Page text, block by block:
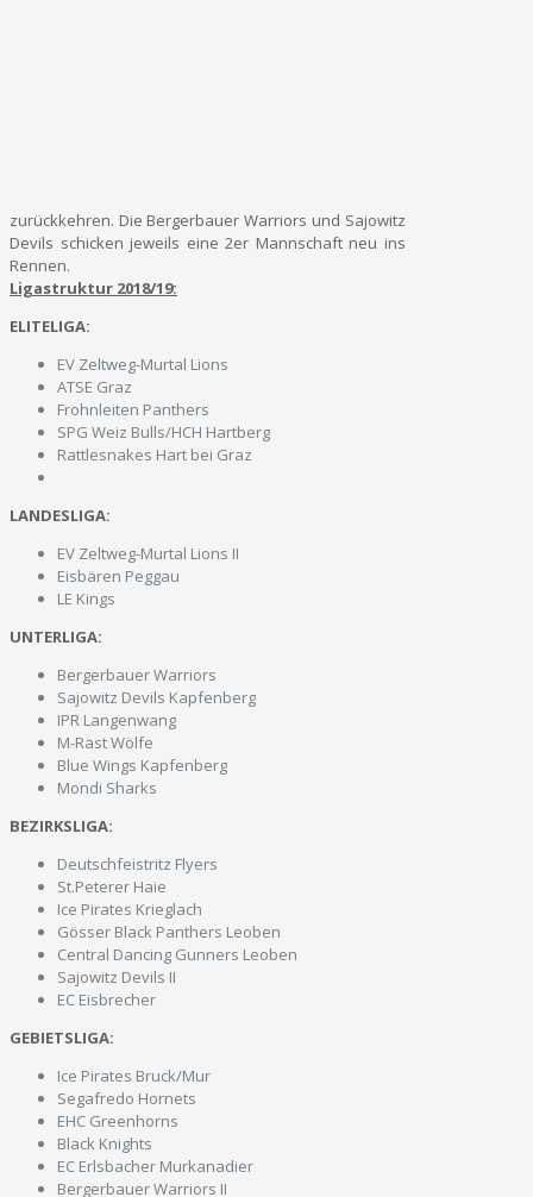
zurückkehren. Die Bergerbauer Warriors und Sajowitz
Devils schicken jeweils eine 2er Mannschaft neu ins
Rennen.
Ligastruktur 2018/19:
ELITELIGA:
EV Zeltweg-Murtal Lions
ATSE Graz
Frohnleiten Panthers
SPG Weiz Bulls/HCH Hartberg
Rattlesnakes Hart bei Graz
LANDESLIGA:
EV Zeltweg-Murtal Lions II
Eisbären Peggau
LE Kings
UNTERLIGA:
Bergerbauer Warriors
Sajowitz Devils Kapfenberg
IPR Langenwang
M-Rast Wölfe
Blue Wings Kapfenberg
Mondi Sharks
BEZIRKSLIGA:
Deutschfeistritz Flyers
St.Peterer Haie
Ice Pirates Krieglach
Gösser Black Panthers Leoben
Central Dancing Gunners Leoben
Sajowitz Devils II
EC Eisbrecher
GEBIETSLIGA:
Ice Pirates Bruck/Mur
Segafredo Hornets
EHC Greenhorns
Black Knights
EC Erlsbacher Murkanadier
Bergerbauer Warriors II